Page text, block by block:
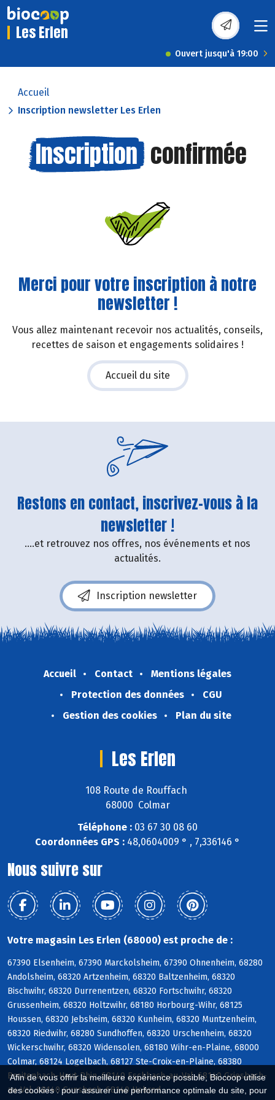
Afin de vous offrir la meilleure expérience possible, Biocoop utilise
des cookies : pour assurer une performance optimale du site, pour
Les Erlen
Ouvert jusqu'à 19:00
Accueil
Inscription newsletter Les Erlen
Inscription confirmée
Merci pour votre inscription à notre
newsletter !
Vous allez maintenant recevoir nos actualités, conseils,
recettes de saison et engagements solidaires !
Accueil du site
Restons en contact, inscrivez-vous à la
newsletter !
....et retrouvez nos offres, nos événements et nos
actualités.
Inscription newsletter
Accueil Contact
Mentions légales
Protection des données
CGU
Gestion des cookies
Plan du site
Les Erlen
108 Route de Rouffach
68000 Colmar
Téléphone : 03 67 30 08 60
Coordonnées GPS : 48,0604009 ° , 7,336146 °
Nous suivre sur
Votre magasin Les Erlen (68000) est proche de :
67390 Elsenheim, 67390 Marckolsheim, 67390 Ohnenheim, 68280
Andolsheim, 68320 Artzenheim, 68320 Baltzenheim, 68320
Bischwihr, 68320 Durrenentzen, 68320 Fortschwihr, 68320
Grussenheim, 68320 Holtzwihr, 68180 Horbourg-Wihr, 68125
Houssen, 68320 Jebsheim, 68320 Kunheim, 68320 Muntzenheim,
68320 Riedwihr, 68280 Sundhoffen, 68320 Urschenheim, 68320
Wickerschwihr, 68320 Widensolen, 68180 Wihr-en-Plaine, 68000
Colmar, 68124 Logelbach, 68127 Ste-Croix-en-Plaine, 68380
Breitenbach-Haut-Rhin, 68140 Eschbach-au-Val, 68140 Griesbach-
au-Val, 68140 Gunsbach, 68140 Hohrod